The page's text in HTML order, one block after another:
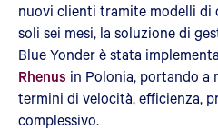
nuovi clienti tramite modelli di
soli sei mesi, la soluzione di
Blue Yonder è stata
Rhenus in Polonia, portando a
termini di velocità, efficienza,
complessivo.